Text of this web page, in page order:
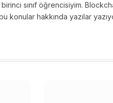
sınıf öğrencisiyim.
konular hakkında yazılar